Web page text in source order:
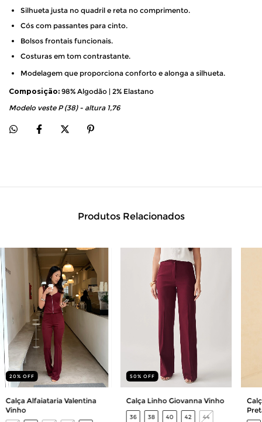
Silhueta justa no quadril e reta no comprimento.
Cós com passantes para cinto.
Bolsos frontais funcionais.
Costuras em tom contrastante.
Modelagem que proporciona conforto e alonga a silhueta.
Composição: 98% Algodão | 2% Elastano
Modelo veste P (38) - altura 1,76
Produtos Relacionados
20 % OFF
Calça Alfaiataria Valentina
Vinho
50 % OFF
Calça Linho Giovanna Vinho
36 38 40 42 44